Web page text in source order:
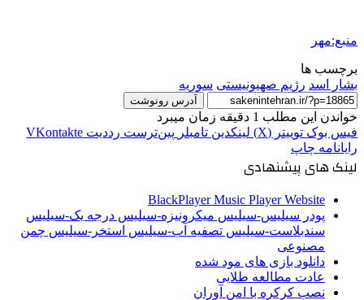
منبع:مهر
برچسب ها
بشار اسد رژیم صهیونیستی سوریه
آدرس رونوشت
خواندن این مطلب 1 دقیقه زمان میبرد
فیس بوک توییتر (X) لینکدین ‫تامبلر ‫پین‌ترست ‫رددیت ‫VKontakte
رایانامه چاپ
لینک های پیشنهادی
BlackPlayer Music Player Website
پودر سیلیس-سیلیس میکرونیزه-سیلیس درجه یک-سیلیس
سندبلاست-سیلیس تصفیه آب-سیلیس استخر-سیلیس چمن
مصنوعی
دانلود بازی های مود شده
عادت مطالعه طلایی
نصب کرکره با امن آوران